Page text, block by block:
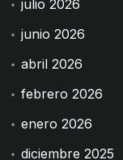
julio 2026
junio 2026
abril 2026
febrero 2026
enero 2026
diciembre 2025